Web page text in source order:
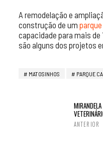
A remodelação e
construção de um
capacidade para mais de
são alguns dos projetos
MATOSINHOS PARQUE
ANTERIOR